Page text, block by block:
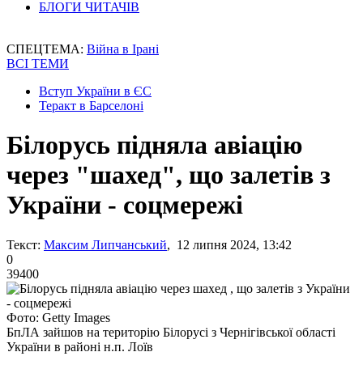
БЛОГИ ЧИТАЧІВ
СПЕЦТЕМА: Війна в Ірані
ВСІ ТЕМИ
Вступ України в ЄС
Теракт в Барселоні
Білорусь підняла авіацію
через "шахед", що залетів з
України - соцмережі
Текст: Максим Липчанський, 12 липня 2024, 13:42
0
39400
Фото: Getty Images
БпЛА зайшов на територію Білорусі з Чернігівської області
України в районі н.п. Лоїв